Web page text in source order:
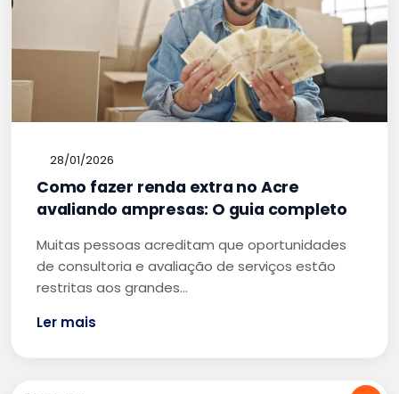
28/01/2026
Como fazer renda extra no Acre
avaliando ampresas: O guia completo
Muitas pessoas acreditam que oportunidades
de consultoria e avaliação de serviços estão
restritas aos grandes…
Ler mais